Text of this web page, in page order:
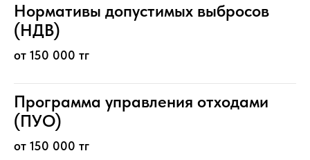
Нормативы допустимых выбросов
(НДВ)
от 150 000 тг
Программа управления отходами
(ПУО)
от 150 000 тг